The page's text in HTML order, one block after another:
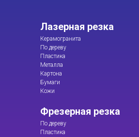
Лазерная резка
Керамогранита
По дереву
Пластика
Металла
Картона
Бумаги
Кожи
Фрезерная резка
По дереву
Пластика